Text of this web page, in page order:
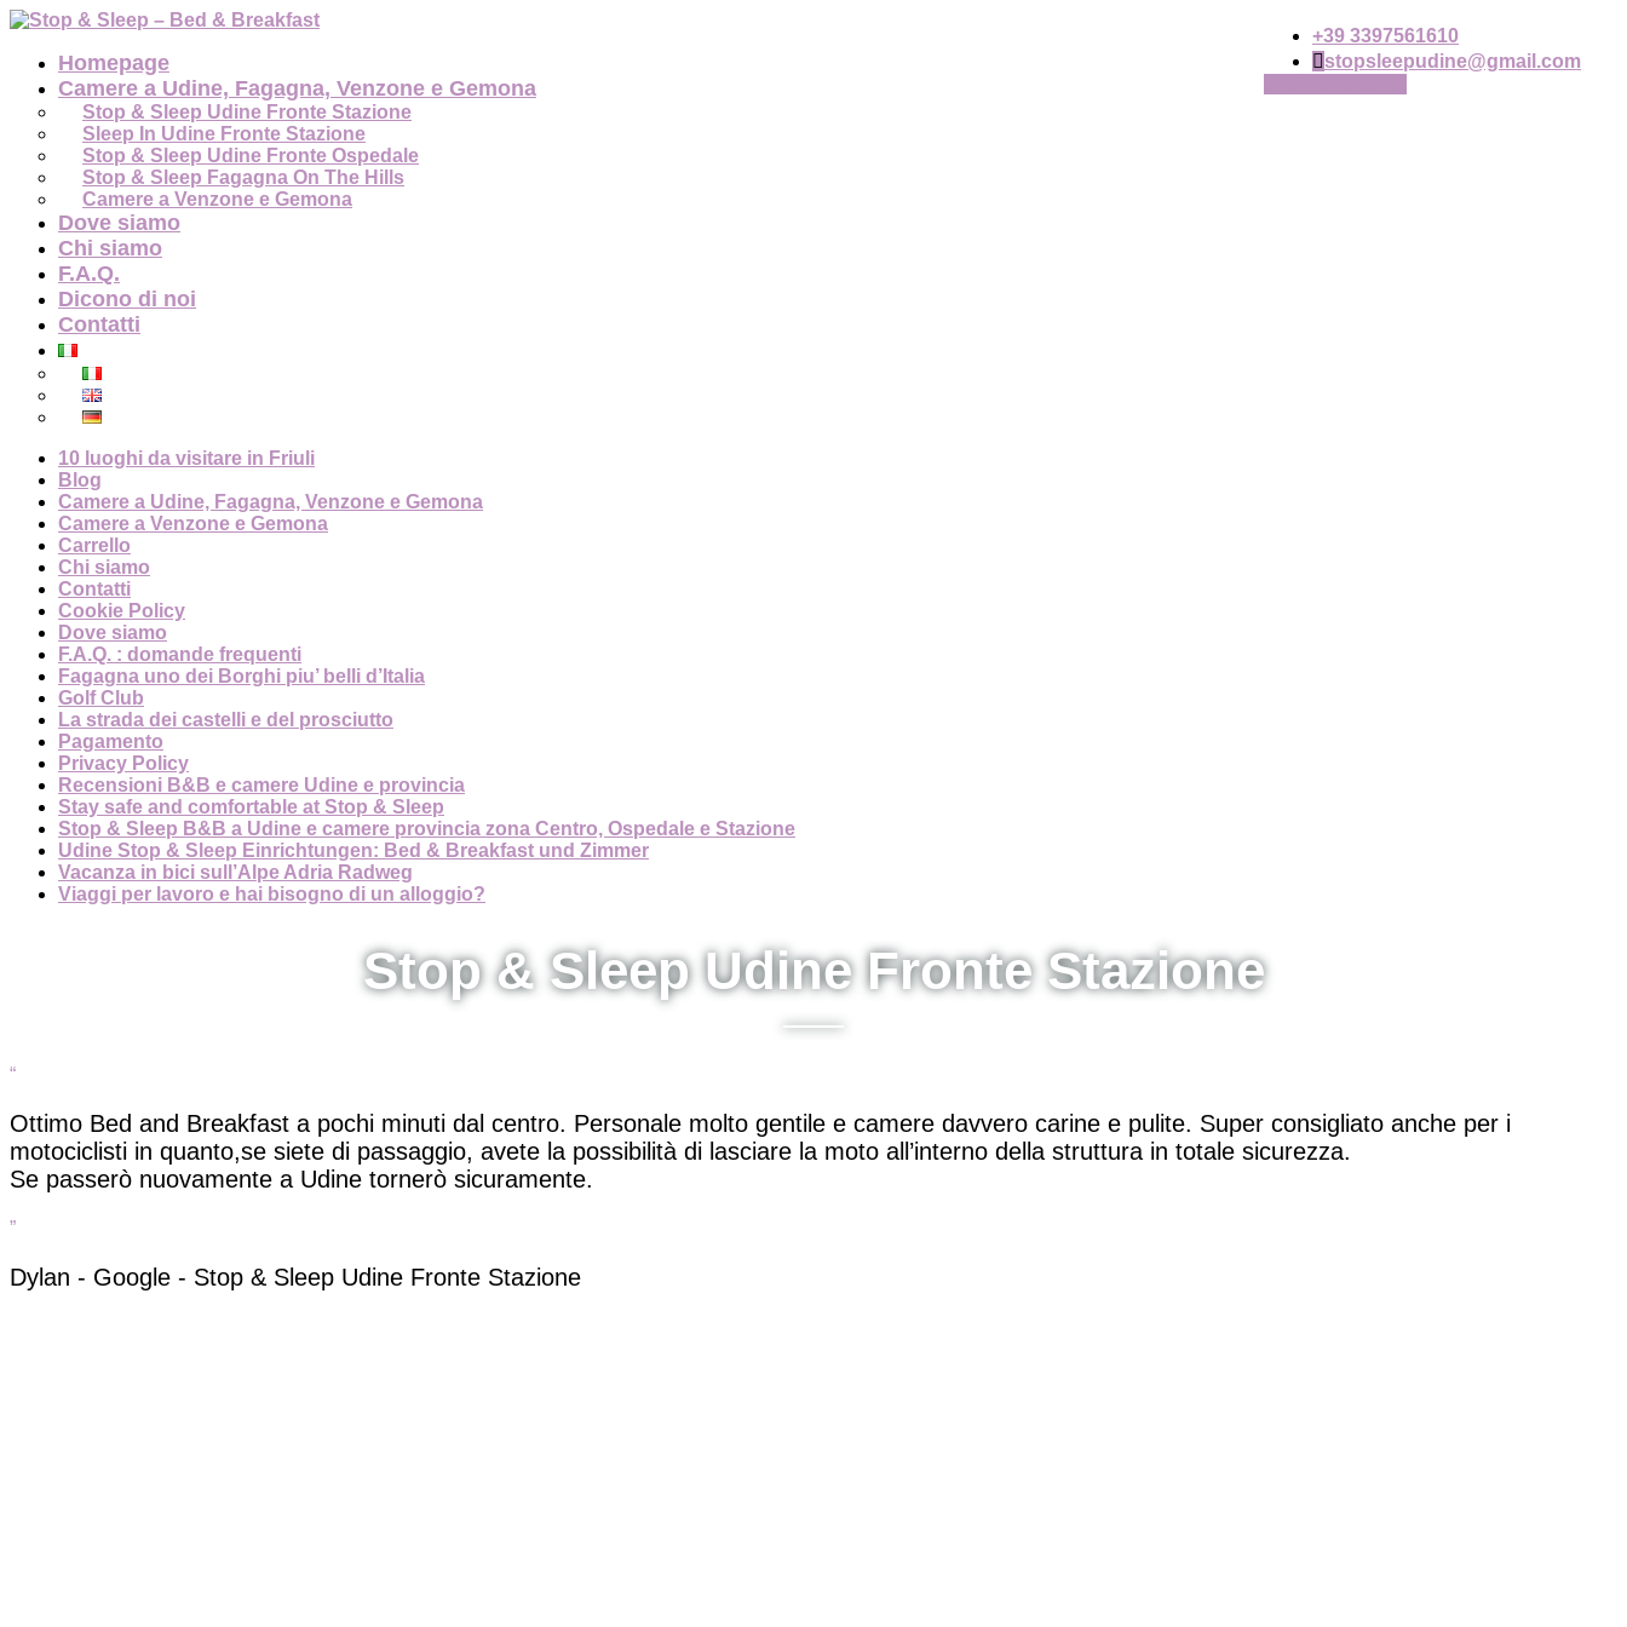
+39 3397561610
stopsleepudine@gmail.com
Homepage
Camere a Udine, Fagagna, Venzone e Gemona
Stop & Sleep Udine Fronte Stazione
Sleep In Udine Fronte Stazione
Stop & Sleep Udine Fronte Ospedale
Stop & Sleep Fagagna On The Hills
Camere a Venzone e Gemona
Dove siamo
Chi siamo
F.A.Q.
Dicono di noi
Contatti
10 luoghi da visitare in Friuli
Blog
Camere a Udine, Fagagna, Venzone e Gemona
Camere a Venzone e Gemona
Carrello
Chi siamo
Contatti
Cookie Policy
Dove siamo
F.A.Q. : domande frequenti
Fagagna uno dei Borghi piu’ belli d’Italia
Golf Club
La strada dei castelli e del prosciutto
Pagamento
Privacy Policy
Recensioni B&B e camere Udine e provincia
Stay safe and comfortable at Stop & Sleep
Stop & Sleep B&B a Udine e camere provincia zona Centro, Ospedale e Stazione
Udine Stop & Sleep Einrichtungen: Bed & Breakfast und Zimmer
Vacanza in bici sull’Alpe Adria Radweg
Viaggi per lavoro e hai bisogno di un alloggio?
Stop & Sleep Udine Fronte Stazione
“
Ottimo Bed and Breakfast a pochi minuti dal centro. Personale molto gentile e camere davvero carine e pulite. Super consigliato anche per i
motociclisti in quanto,se siete di passaggio, avete la possibilità di lasciare la moto all’interno della struttura in totale sicurezza.
Se passerò nuovamente a Udine tornerò sicuramente.
”
Dylan - Google - Stop & Sleep Udine Fronte Stazione